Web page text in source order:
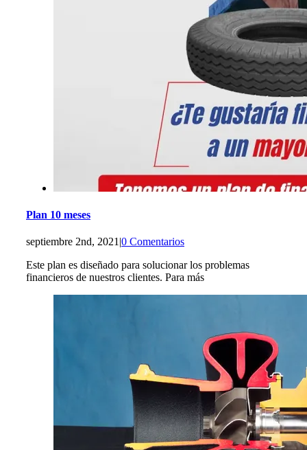
Plan 10 meses
septiembre 2nd, 2021 |0 Comentarios
Este plan es diseñado para solucionar los problemas
financieros de nuestros clientes. Para más